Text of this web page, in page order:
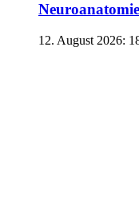
12. August 2026: